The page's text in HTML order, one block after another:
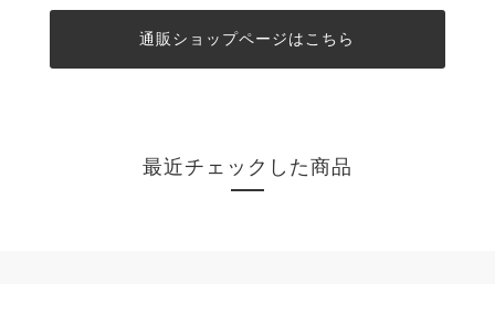
通販ショップページはこちら
最近チェックした商品